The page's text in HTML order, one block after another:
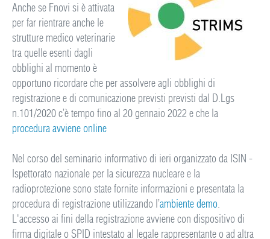
Anche se Fnovi si è attivata
per far rientrare anche le
strutture medico veterinarie
tra quelle esenti dagli
obblighi al momento è
opportuno ricordare che per assolvere agli obblighi di
registrazione e di comunicazione previsti previsti dal D.Lgs
n.101/2020 c’è tempo fino al 20 gennaio 2022 e che la
procedura avviene online
Nel corso del seminario informativo di ieri organizzato da ISIN -
Ispettorato nazionale per la sicurezza nucleare e la
radioprotezione sono state fornite informazioni e presentata la
procedura di registrazione utilizzando l’ambiente demo.
L'accesso ai fini della registrazione avviene con dispositivo di
firma digitale o SPID intestato al legale rappresentante o ad altra